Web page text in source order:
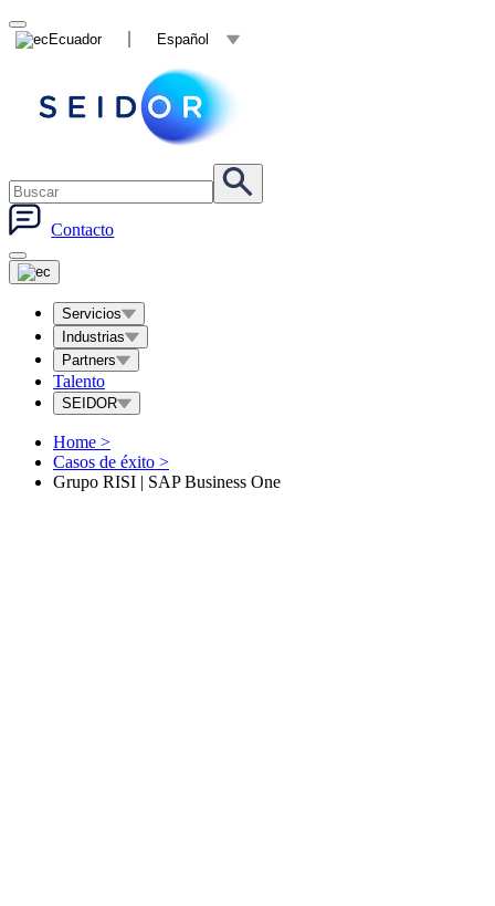
Ecuador Español
Contacto
Servicios
Industrias
Partners
Talento
SEIDOR
Home >
Casos de éxito >
Grupo RISI | SAP Business One